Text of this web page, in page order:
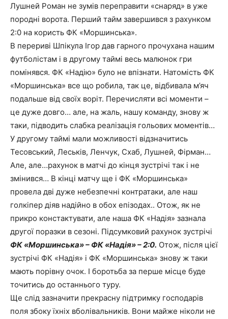
Лушней Роман не зумів переправити «снаряд» в уже
породні ворота. Перший тайм завершився з рахунком
2:0 на користь ФК «Моршинська».
В перериві Шпікула Ігор дав гарного прочухана нашим
футболістам і в другому таймі весь малюнок гри
помінявся. ФК «Надію» було не впізнати. Натомість ФК
«Моршинська» все що робила, так це, відбивала м’яч
подальше від своїх воріт. Перечисляти всі моменти –
це дуже довго… але, на жаль, нашу команду, знову ж
таки, підводить слабка реалізація гольових моментів…
У другому таймі мали можливості відзначитись
Тесовський, Леськів, Ленчук, Схаб, Лушней, Фірман…
Але, але…рахунок в матчі до кінця зустрічі так і не
змінився… В кінці матчу ще і ФК «Моршинська»
провела дві дуже небезпечні контратаки, але наш
голкіпер діяв надійно в обох епізодах.. Отож, як не
прикро констактувати, але наша ФК «Надія» зазнала
другої поразки в сезоні. Підсумковий рахунок зустрічі
ФК «Моршинська» – ФК «Надія» – 2:0. Отож, після цієї
зустрічі ФК «Надія» і ФК «Моршинська» знову ж таки
мають порівну очок. І боротьба за перше місце буде
точитись до останнього туру.
Ще слід зазначити прекрасну підтримку господарів
поля збоку їхніх вболівальників. Вони майже ніколи не